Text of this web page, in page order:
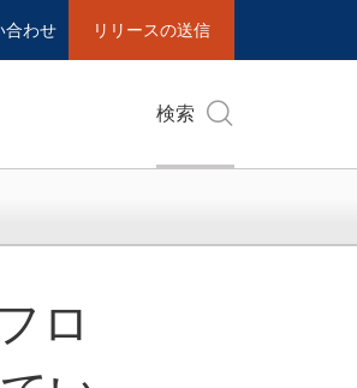
合わせ リリースの送信
検索
ロ